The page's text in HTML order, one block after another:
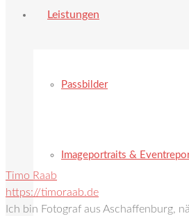
Leistungen
Passbilder
Imageportraits &
Timo Raab
https://timoraab.de
Ich bin Fotograf aus Aschaffenburg,